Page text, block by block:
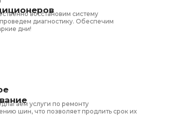
восстановим систему
диагностику. Обеспечим
дни!
услуги по ремонту
шин, что позволяет продлить срок их